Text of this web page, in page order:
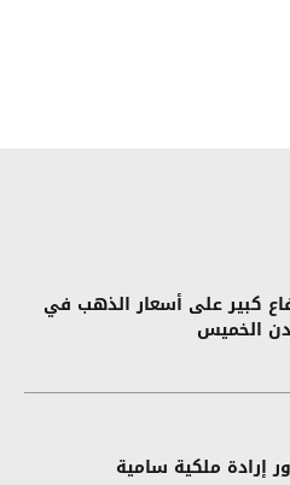
كبير على أسعار الذهب في
الخميس
إرادة ملكية سامية